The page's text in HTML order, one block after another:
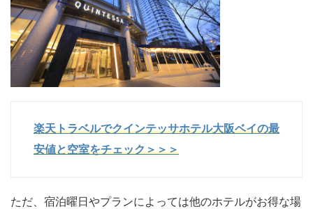
楽天トラベルでクインテッサホテル大阪ベイの最
安値と空室をチェック＞＞＞
ただ、宿泊曜日やプランによっては他のホテルがお得な場